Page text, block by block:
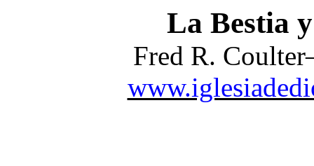
La Bestia
Fred R.